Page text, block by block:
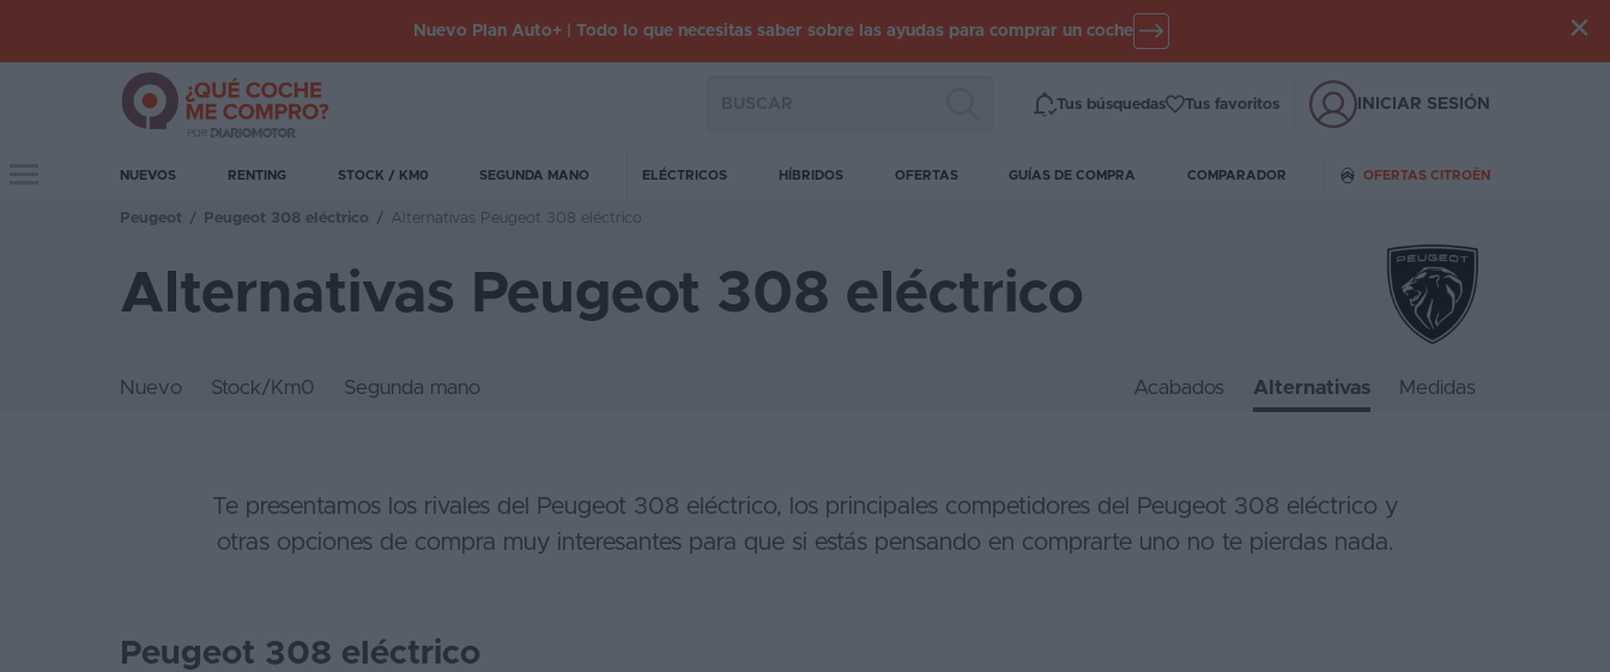
Nuevo Plan Auto+ | Todo lo que necesitas saber sobre las ayudas para comprar un coche
Tus búsquedas Tus favoritos INICIAR SESIÓN
NUEVOS RENTING STOCK / KM0 SEGUNDA MANO ELÉCTRICOS HÍBRIDOS OFERTAS GUÍAS DE COMPRA COMPARADOR OFERTAS CITROËN
Peugeot / Peugeot 308 eléctrico / Alternativas Peugeot 308 eléctrico
Alternativas Peugeot 308 eléctrico
Nuevo Stock/Km0 Segunda mano Acabados Alternativas Medidas
Te presentamos los rivales del Peugeot 308 eléctrico, los principales competidores del Peugeot 308 eléctrico y
otras opciones de compra muy interesantes para que si estás pensando en comprarte uno no te pierdas nada.
Peugeot 308 eléctrico